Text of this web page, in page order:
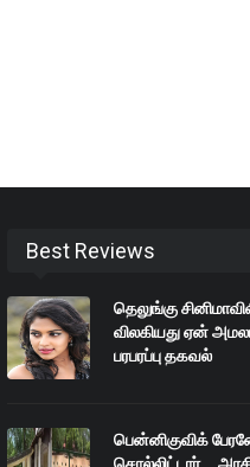
Best Reviews
தெலுங்கு
விலகியது ஏன்
பரபரப்பு தகவல்
பென்னிகுவிக்
சொல்லிட்டார்...